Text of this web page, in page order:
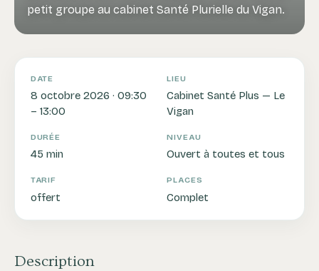
petit groupe au cabinet Santé Plurielle du Vigan.
DATE
8 octobre 2026 · 09:30
– 13:00
LIEU
Cabinet Santé Plus — Le
Vigan
DURÉE
45 min
NIVEAU
Ouvert à toutes et tous
TARIF
offert
PLACES
Complet
Description